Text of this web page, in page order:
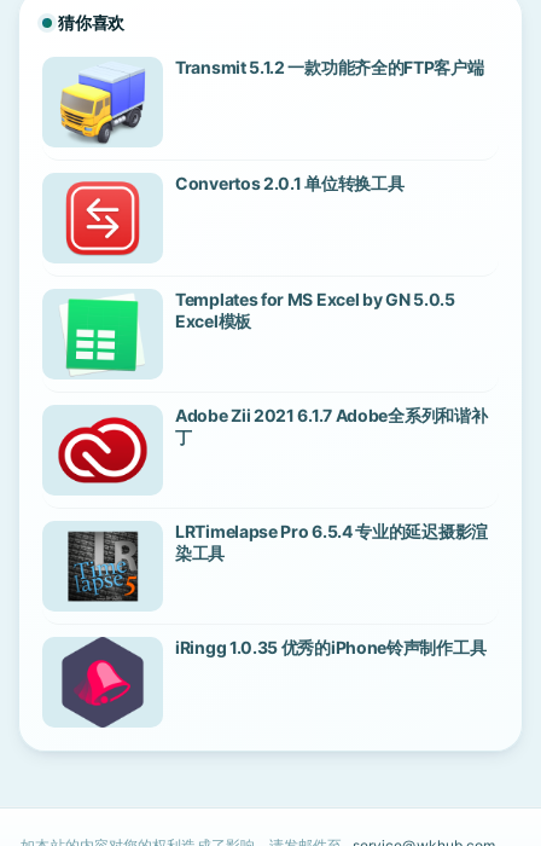
猜你喜欢
Transmit 5.1.2 一款功能齐全的FTP客户端
Convertos 2.0.1 单位转换工具
Templates for MS Excel by GN 5.0.5
Excel模板
Adobe Zii 2021 6.1.7 Adobe全系列和谐补
丁
LRTimelapse Pro 6.5.4 专业的延迟摄影渲
染工具
iRingg 1.0.35 优秀的iPhone铃声制作工具